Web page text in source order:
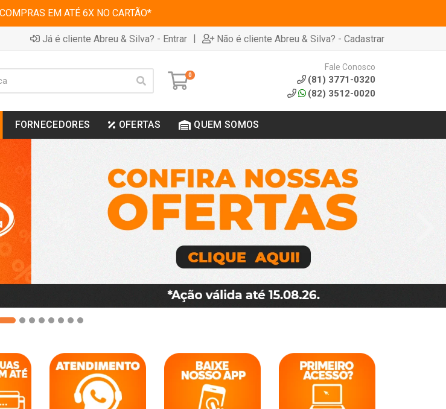
EM ATÉ 6X NO CARTÃO*
Já é cliente Abreu & Silva? - Entrar | Não é cliente Abreu & Silva? - Cadastrar
0
Fale Conosco
(81) 3771-0320
(82) 3512-0020
FORNECEDORES OFERTAS QUEM SOMOS